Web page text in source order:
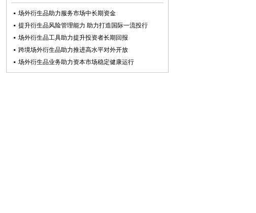
场外衍生品助力服务市场中长期资金
提升衍生品风险管理能力 助力打造国际一流投行
场外衍生品工具助力提升投资者长期回报
跨境场外衍生品助力推进高水平对外开放
场外衍生品业务助力资本市场稳定健康运行